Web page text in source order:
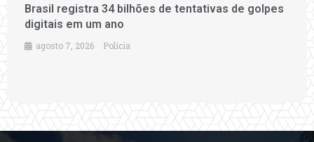
Brasil registra 34 bilhões de tentativas de golpes
digitais em um ano
agosto 7, 2026 Polícia